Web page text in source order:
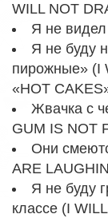
WILL NOT
Я не
Я не буду
пирожные» (I
«HOT
Жвачка с
GUM IS NOT
Они
ARE
Я не буду
классе (I